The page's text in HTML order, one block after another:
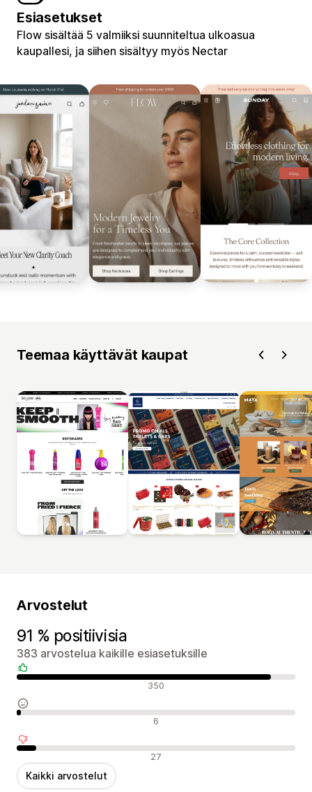
Esiasetukset
Flow sisältää 5 valmiiksi suunniteltua ulkoasua
kaupallesi, ja siihen sisältyy myös Nectar
Teemaa käyttävät kaupat
Arvostelut
91 % positiivisia
383 arvostelua kaikille esiasetuksille
Positiiviset arvostelut 350
Neutraalit arvostelut 6
Negatiiviset arvostelut 27
Kaikki arvostelut